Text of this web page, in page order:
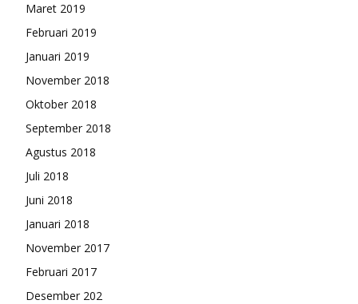
Maret 2019
Februari 2019
Januari 2019
November 2018
Oktober 2018
September 2018
Agustus 2018
Juli 2018
Juni 2018
Januari 2018
November 2017
Februari 2017
Desember 202